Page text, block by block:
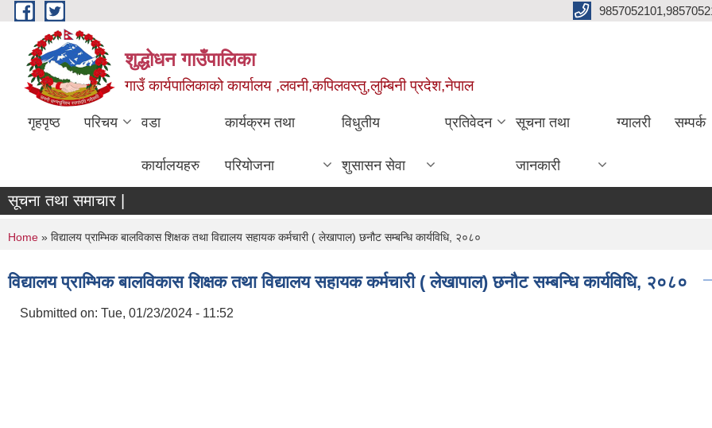
Skip to main content
शुद्धोधन गाउँपालिका
गाउँ कार्यपालिकाको कार्यालय ,लवनी,कपिलवस्तु,लुम्बिनी प्रदेश,नेपाल
गृहपृष्ठ परिचय वडा
कार्यालयहरु
कार्यक्रम तथा
परियोजना
विधुतीय
शुसासन सेवा
प्रतिवेदन सूचना तथा
जानकारी
ग्यालरी सम्पर्क
सूचना तथा समाचार |
You are here
Home » विद्यालय प्राम्भिक बालविकास शिक्षक तथा विद्यालय सहायक कर्मचारी ( लेखापाल) छनौट सम्बन्धि कार्यविधि, २०८०
विद्यालय प्राम्भिक बालविकास शिक्षक तथा विद्यालय सहायक कर्मचारी ( लेखापाल) छनौट सम्बन्धि कार्यविधि, २०८०
Submitted on: Tue, 01/23/2024 - 11:52